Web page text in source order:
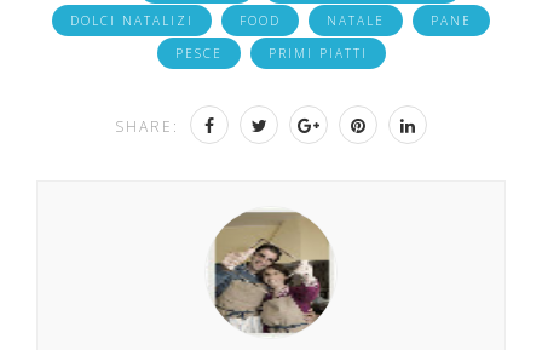
DOLCI NATALIZI
FOOD NATALE
PANE
PESCE
PRIMI PIATTI
SHARE: